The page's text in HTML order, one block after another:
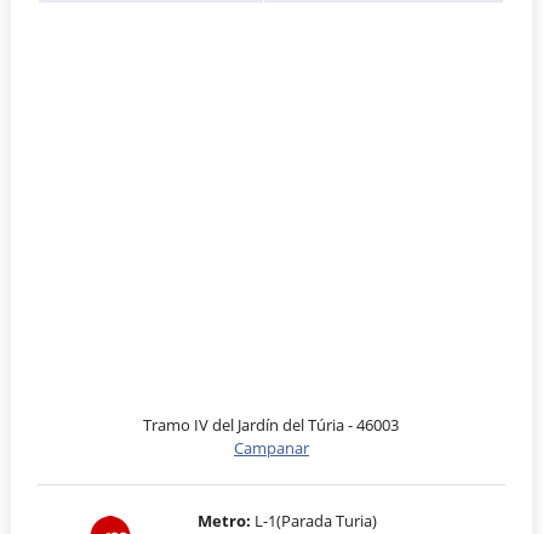
Tramo IV del Jardín del Túria - 46003
Campanar
Metro: L-1(Parada Turia)